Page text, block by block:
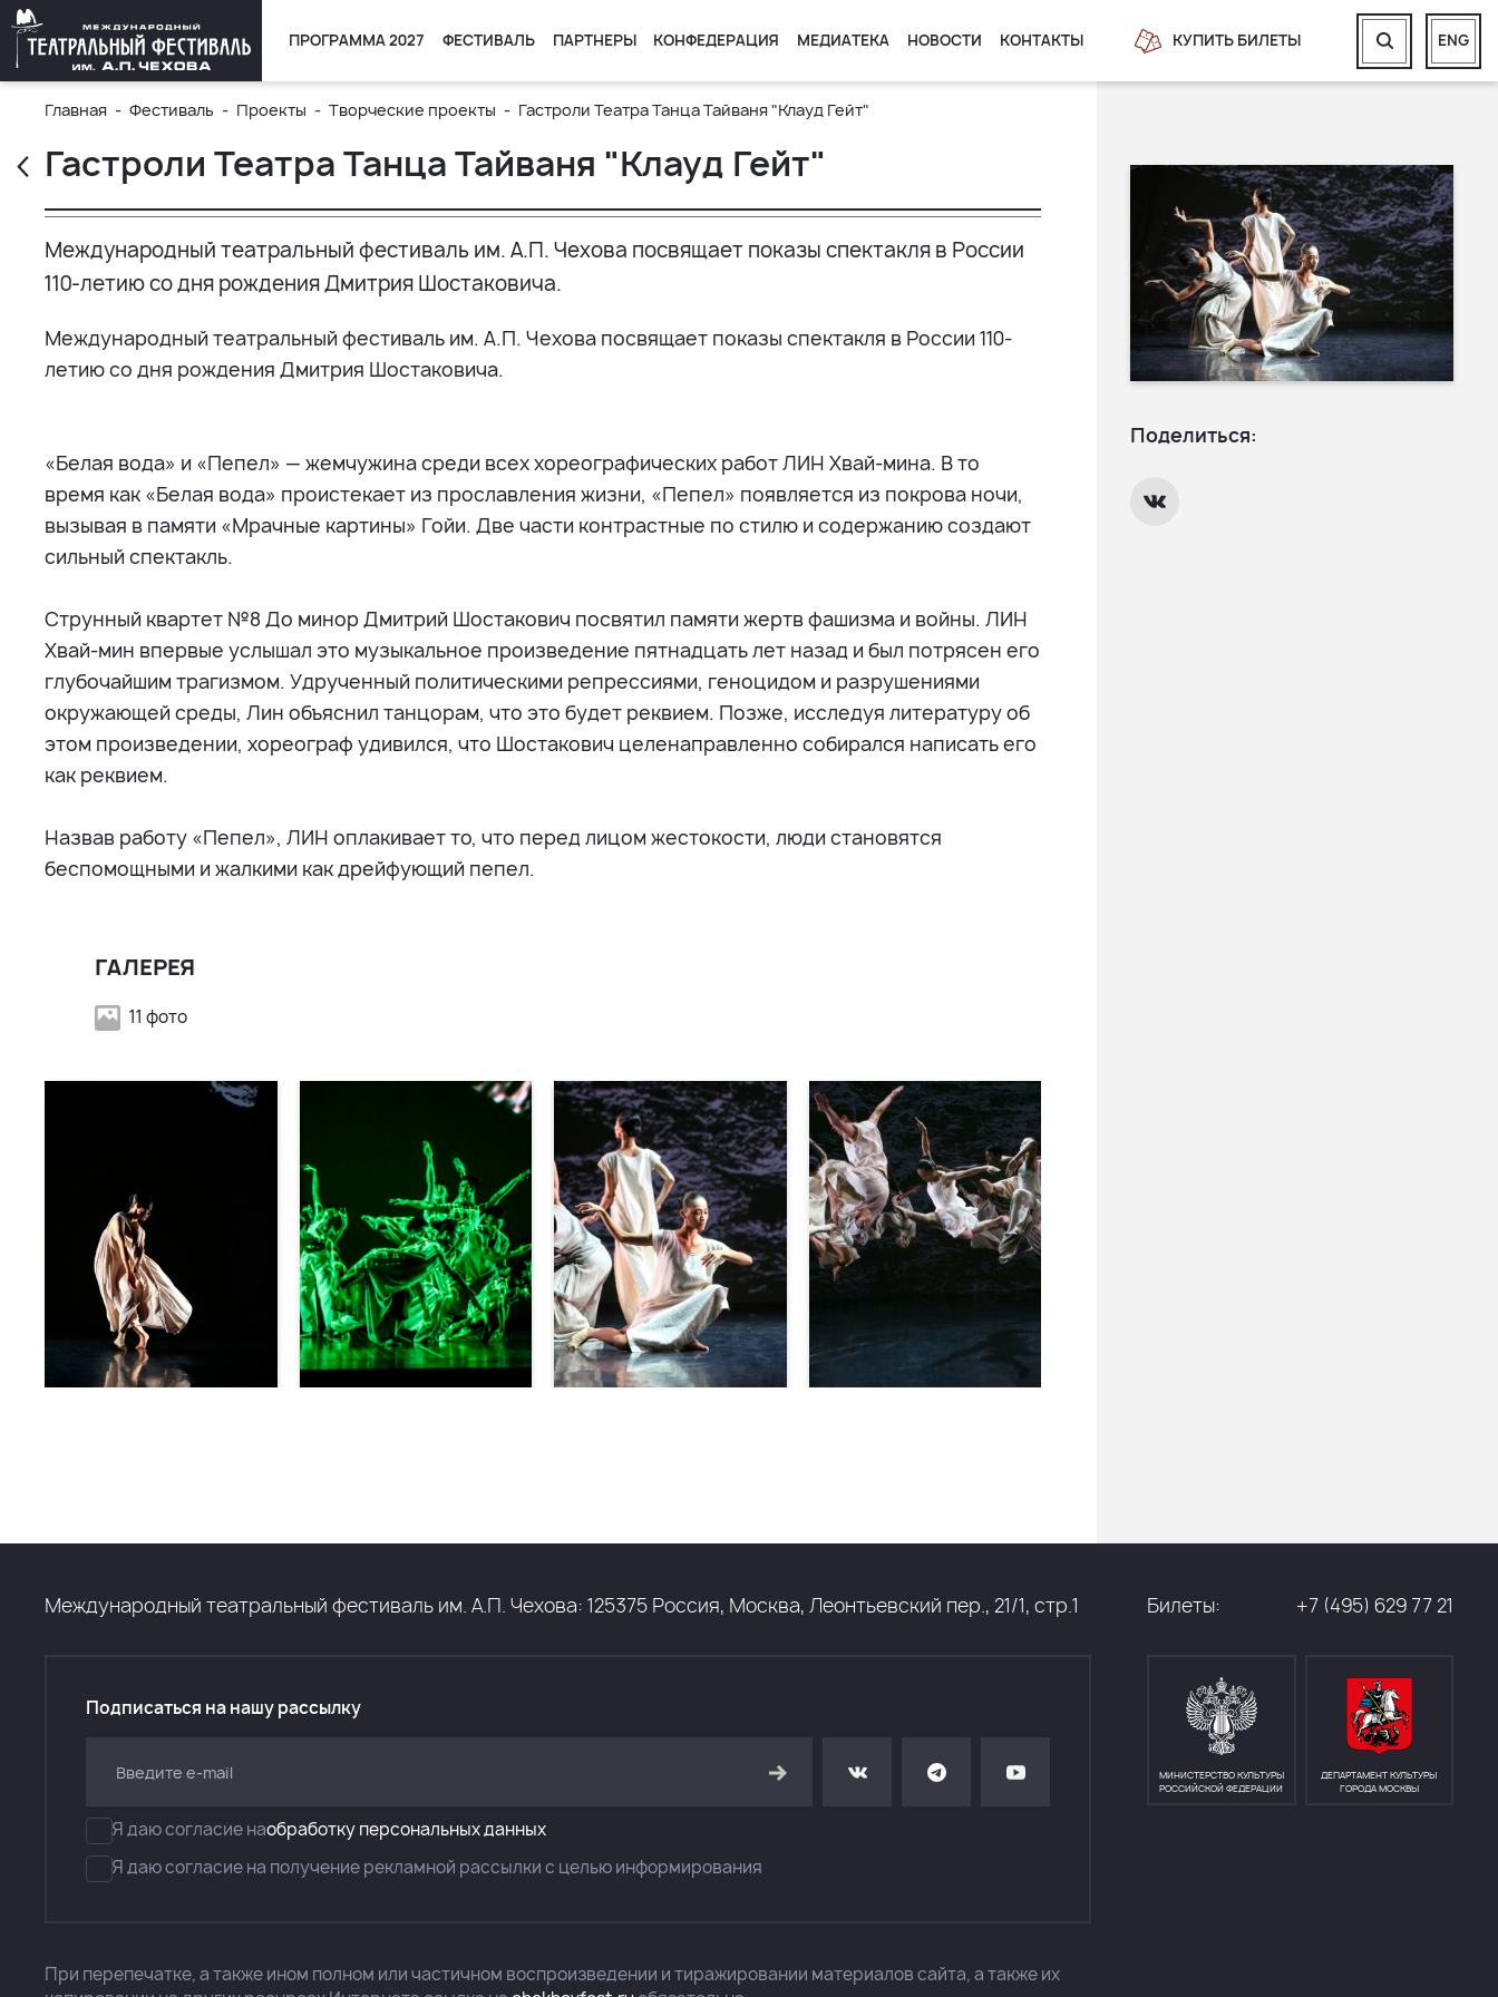
ПРОГРАММА 2027 ФЕСТИВАЛЬ ПАРТНЕРЫ КОНФЕДЕРАЦИЯ МЕДИАТЕКА НОВОСТИ КОНТАКТЫ КУПИТЬ БИЛЕТЫ ENG
Главная Фестиваль Проекты Творческие проекты Гастроли Театра Танца Тайваня "Клауд Гейт"
Гастроли Театра Танца Тайваня "Клауд Гейт"
Международный театральный фестиваль им. А.П. Чехова посвящает показы спектакля в России
110-летию со дня рождения Дмитрия Шостаковича.
Международный театральный фестиваль им. А.П. Чехова посвящает показы спектакля в России 110-
летию со дня рождения Дмитрия Шостаковича.
«Белая вода» и «Пепел» — жемчужина среди всех хореографических работ ЛИН Хвай-мина. В то
время как «Белая вода» проистекает из прославления жизни, «Пепел» появляется из покрова ночи,
вызывая в памяти «Мрачные картины» Гойи. Две части контрастные по стилю и содержанию создают
сильный спектакль.
Струнный квартет №8 До минор Дмитрий Шостакович посвятил памяти жертв фашизма и войны. ЛИН
Хвай-мин впервые услышал это музыкальное произведение пятнадцать лет назад и был потрясен его
глубочайшим трагизмом. Удрученный политическими репрессиями, геноцидом и разрушениями
окружающей среды, Лин объяснил танцорам, что это будет реквием. Позже, исследуя литературу об
этом произведении, хореограф удивился, что Шостакович целенаправленно собирался написать его
как реквием.
Назвав работу «Пепел», ЛИН оплакивает то, что перед лицом жестокости, люди становятся
беспомощными и жалкими как дрейфующий пепел.
ГАЛЕРЕЯ
11 фото
Поделиться:
Международный театральный фестиваль им. А.П. Чехова: 125375 Россия, Москва, Леонтьевский пер., 21/1, стр.1 Билеты: +7 (495) 629 77 21
Подписаться на нашу рассылку
Я даю согласие наобработку персональных данных
Я даю согласие на получение рекламной рассылки с целью информирования
МИНИСТЕРСТВО КУЛЬТУРЫ
РОССИЙСКОЙ ФЕДЕРАЦИИ
ДЕПАРТАМЕНТ КУЛЬТУРЫ
ГОРОДА МОСКВЫ
При перепечатке, а также ином полном или частичном воспроизведении и тиражировании материалов сайта, а также их